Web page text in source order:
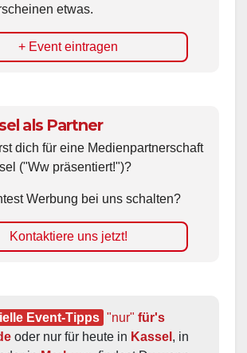
etwas.
+ Event eintragen
als Partner
dich für eine Medienpartnerschaft
("Ww präsentiert!")?
Werbung bei uns schalten?
Kontaktiere uns jetzt!
Event-Tipps "nur" für's
oder nur für heute in Kassel